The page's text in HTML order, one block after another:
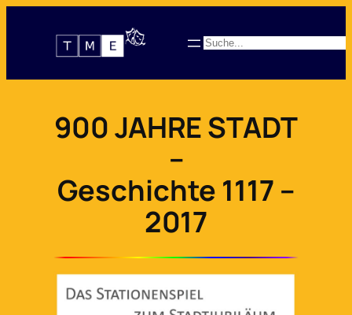
Suchen
900 JAHRE STADT
–
Geschichte 1117 –
2017